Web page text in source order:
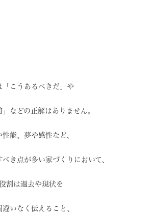
「こうあるべきだ」や
」などの正解はありません。
性能、夢や感性など、
べき点が多い家づくりにおいて、
割は過去や現状を
違いなく伝えること、